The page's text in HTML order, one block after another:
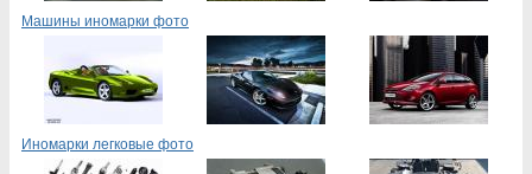
Машины иномарки фото
Иномарки легковые фото